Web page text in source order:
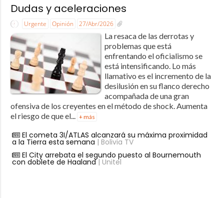
Dudas y aceleraciones
Urgente Opinión 27/Abr/2026
La resaca de las derrotas y
problemas que está
enfrentando el oficialismo se
está intensificando. Lo más
llamativo es el incremento de la
desilusión en su flanco derecho
acompañada de una gran
ofensiva de los creyentes en el método de shock. Aumenta
el riesgo de que el... + más
El cometa 3I/ATLAS alcanzará su máxima proximidad
a la Tierra esta semana | Bolivia TV
El City arrebata el segundo puesto al Bournemouth
con doblete de Haaland| Unitel